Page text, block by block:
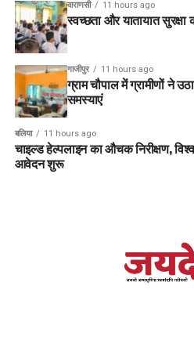
वाराणसी 11 hours ago
स्वच्छता और यातायात सुरक्षा
गाजीपुर 11 hours ago
ग्राम चौपाल में ग्रामीणों ने
समस्याएं
बलिया 11 hours ago
चाइल्ड हेल्पलाइन का औचक निरीक्षण,
आवेदन शुरू